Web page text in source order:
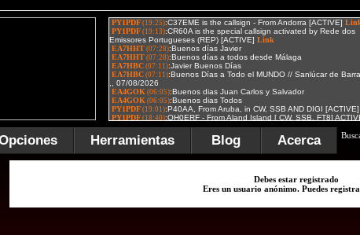
Herramientas Blog Acerca
Debes estar registrado
Eres un usuario anónimo. Puedes